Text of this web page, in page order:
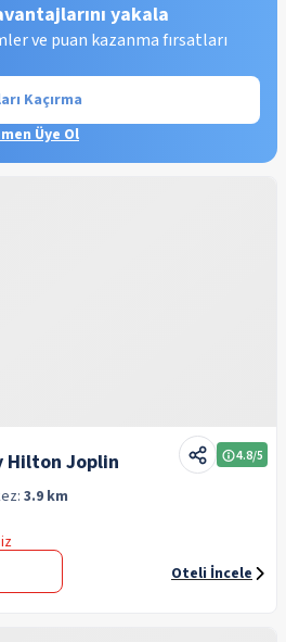
yakala
ve puan kazanma fırsatları
Kaçırma
Üye Ol
Hilton Joplin 4.8/5
3.9 km
Oteli İncele